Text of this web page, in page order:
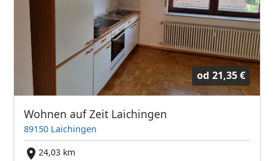
od 21,35 €
Wohnen auf Zeit Laichingen
89150 Laichingen
24,03 km